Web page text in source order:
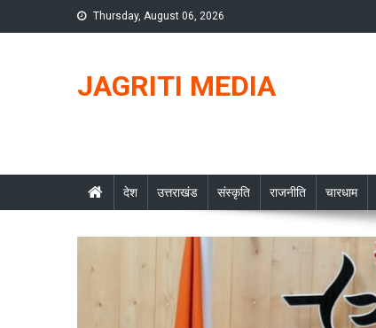
to
Thursday, August 06, 2026
JAGRITI MEDIA
देश उत्तराखंड संस्कृति राजनीति चारधाम